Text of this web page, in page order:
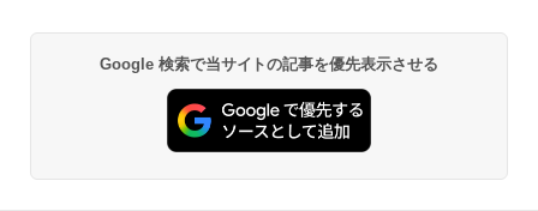
Google 検索で当サイトの記事を優先表示させる